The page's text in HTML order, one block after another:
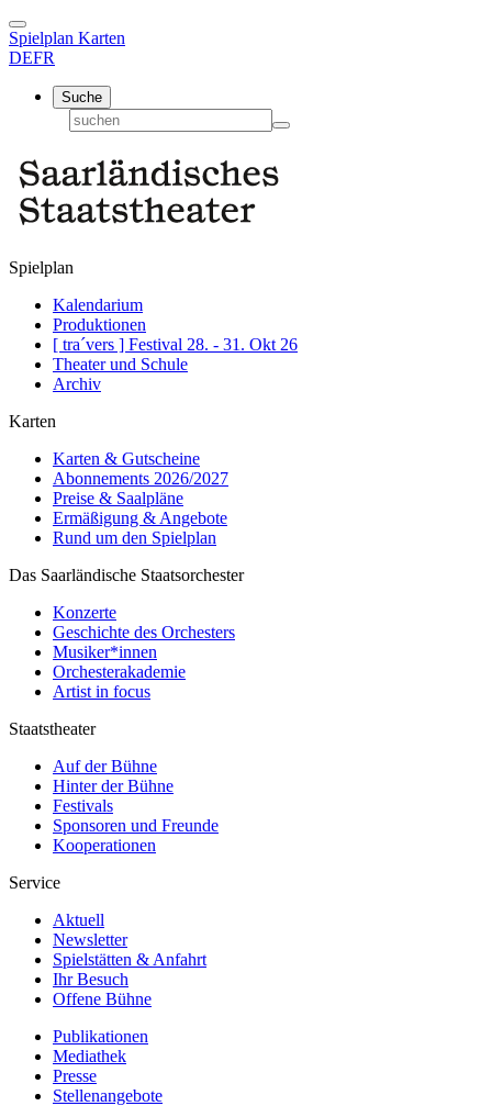
Spielplan Karten
DEFR
Suche
Spielplan
Kalendarium
Produktionen
[ tra´vers ] Festival 28. - 31. Okt 26
Theater und Schule
Archiv
Karten
Karten & Gutscheine
Abonnements 2026/2027
Preise & Saalpläne
Ermäßigung & Angebote
Rund um den Spielplan
Das Saarländische Staatsorchester
Konzerte
Geschichte des Orchesters
Musiker*innen
Orchesterakademie
Artist in focus
Staatstheater
Auf der Bühne
Hinter der Bühne
Festivals
Sponsoren und Freunde
Kooperationen
Service
Aktuell
Newsletter
Spielstätten & Anfahrt
Ihr Besuch
Offene Bühne
Publikationen
Mediathek
Presse
Stellenangebote